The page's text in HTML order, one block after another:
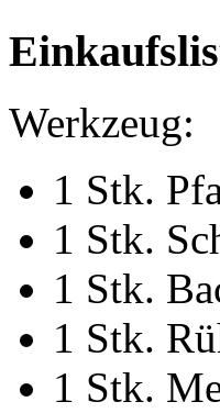
Werkzeug:
1 Stk.
1 Stk.
1 Stk.
1 Stk.
1 Stk.